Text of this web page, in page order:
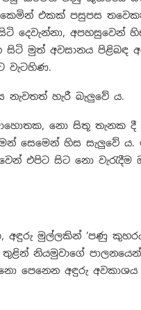
එකක් පසුපස
දෙවැන්නා, අපහසුවෙන්
මුත් අවසානය පිළිබඳ
වැටහිණ.
නැවතත් හැරී බැලුවේ ය.
නො සිතූ තැනක දී
සෙමෙන් හිස සැලුවේ ය.
එපිට සිට නො
අඳුරු මුල්ලකින් ‘පණු
නියමුවාගේ
පෙනෙන අඳුරු